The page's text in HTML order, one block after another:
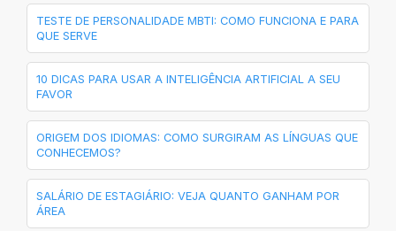
TESTE DE PERSONALIDADE MBTI: COMO FUNCIONA E PARA
QUE SERVE
10 DICAS PARA USAR A INTELIGÊNCIA ARTIFICIAL A SEU
FAVOR
ORIGEM DOS IDIOMAS: COMO SURGIRAM AS LÍNGUAS QUE
CONHECEMOS?
SALÁRIO DE ESTAGIÁRIO: VEJA QUANTO GANHAM POR
ÁREA